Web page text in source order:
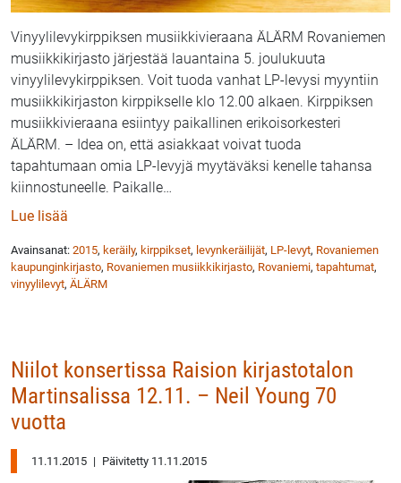
Vinyylilevykirppiksen musiikkivieraana ÄLÄRM Rovaniemen
musiikkikirjasto järjestää lauantaina 5. joulukuuta
vinyylilevykirppiksen. Voit tuoda vanhat LP-levysi myyntiin
musiikkikirjaston kirppikselle klo 12.00 alkaen. Kirppiksen
musiikkivieraana esiintyy paikallinen erikoisorkesteri
ÄLÄRM. – Idea on, että asiakkaat voivat tuoda
tapahtumaan omia LP-levyjä myytäväksi kenelle tahansa
kiinnostuneelle. Paikalle…
Lue lisää
Avainsanat: 2015, keräily, kirppikset, levynkeräilijät, LP-levyt, Rovaniemen
kaupunginkirjasto, Rovaniemen musiikkikirjasto, Rovaniemi, tapahtumat,
vinyylilevyt, ÄLÄRM
Niilot konsertissa Raision kirjastotalon
Martinsalissa 12.11. – Neil Young 70
vuotta
11.11.2015 | Päivitetty 11.11.2015